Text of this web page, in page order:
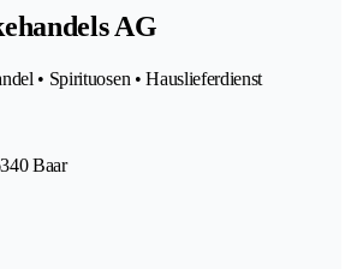
AG
• Spirituosen • Hauslieferdienst
Baar